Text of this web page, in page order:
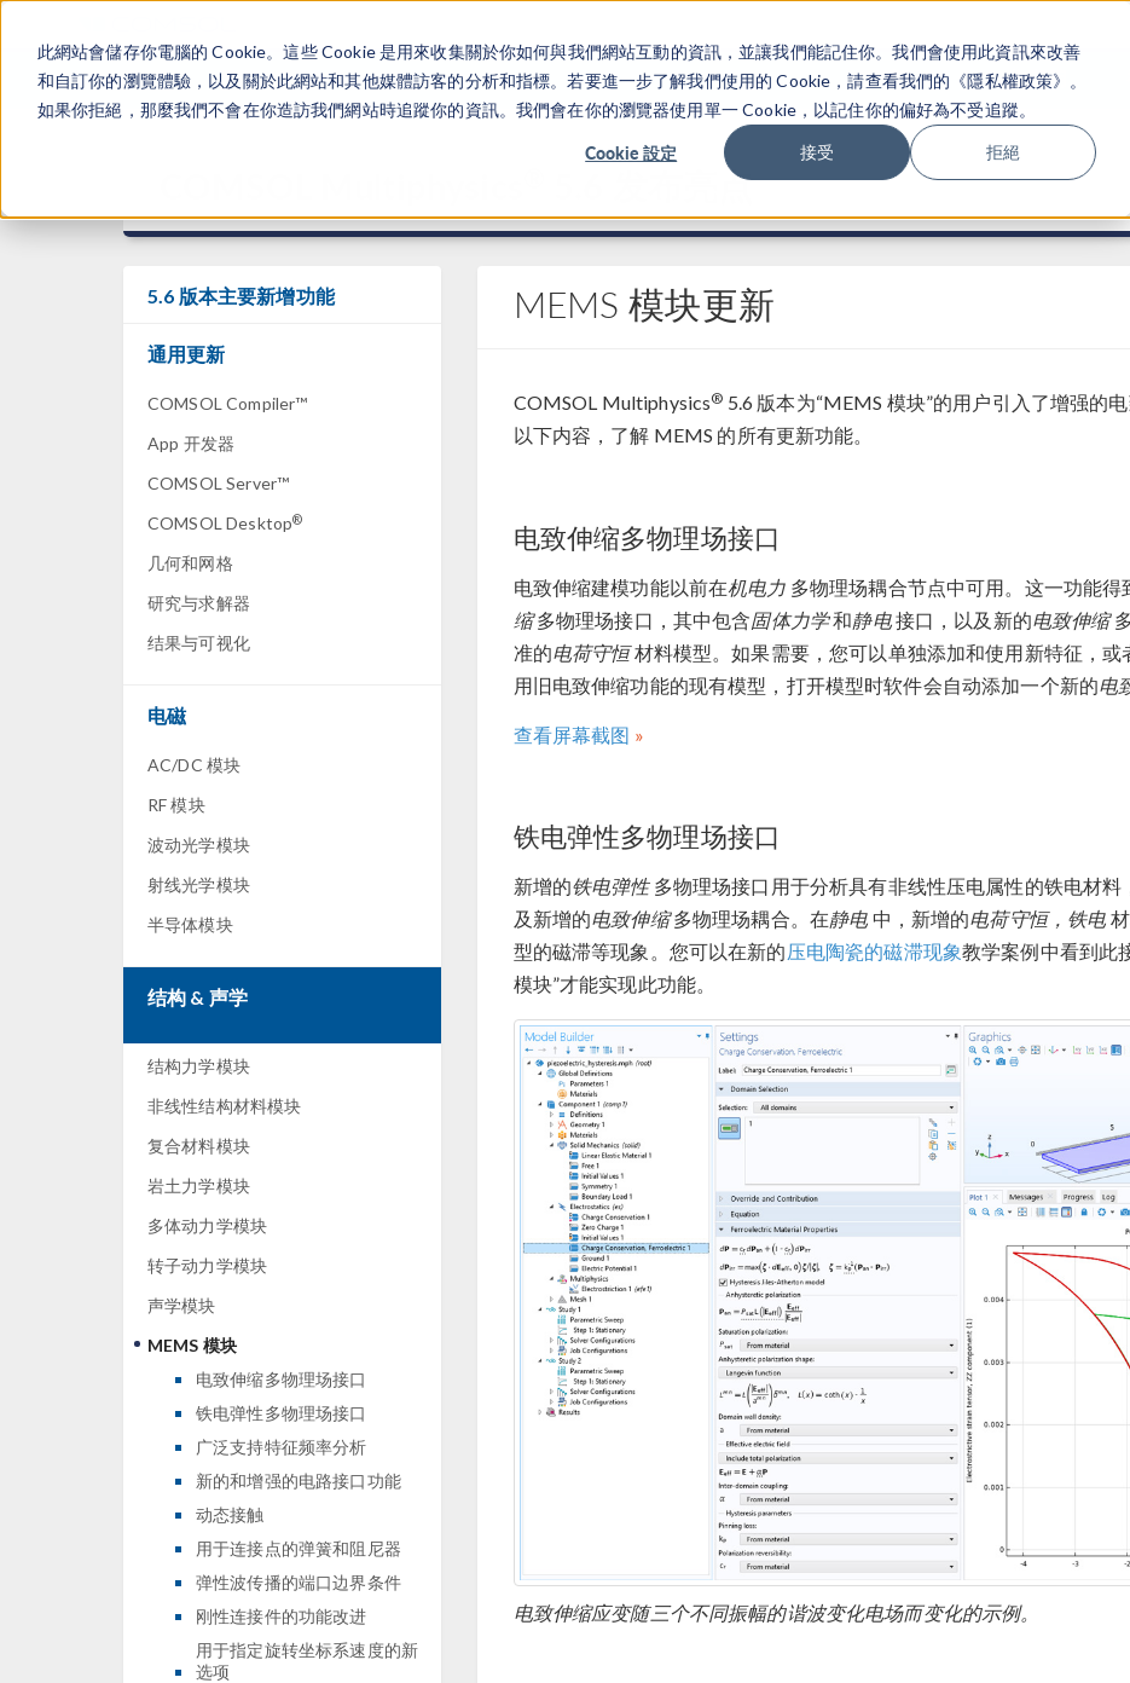
此網站會儲存你電腦的 Cookie。這些 Cookie 是用來收集關於你如何與我們網站互動的資訊，並讓我們能記住你。我們會使用此資訊來改善
和自訂你的瀏覽體驗，以及關於此網站和其他媒體訪客的分析和指標。若要進一步了解我們使用的 Cookie，請查看我們的《隱私權政策》。
如果你拒絕，那麼我們不會在你造訪我們網站時追蹤你的資訊。我們會在你的瀏覽器使用單一 Cookie，以記住你的偏好為不受追蹤。
Cookie 設定 接受 拒絕
产品 行业应用
5.6 发布亮点
5.6 版本主要新增功能
通用更新
COMSOL Compiler™
App 开发器
COMSOL Server™
COMSOL Desktop®
几何和网格
研究与求解器
结果与可视化
电磁
AC/DC 模块
RF 模块
波动光学模块
射线光学模块
半导体模块
结构 & 声学
结构力学模块
非线性结构材料模块
复合材料模块
岩土力学模块
多体动力学模块
转子动力学模块
声学模块
MEMS 模块
电致伸缩多物理场接口
铁电弹性多物理场接口
广泛支持特征频率分析
新的和增强的电路接口功能
动态接触
用于连接点的弹簧和阻尼器
弹性波传播的端口边界条件
刚性连接件的功能改进
用于指定旋转坐标系速度的新
选项
MEMS 模块更新
COMSOL Multiphysics® 5.6 版本为“MEMS 模块”的用户引入了增强的
以下内容，了解 MEMS 的所有更新功能。
电致伸缩多物理场接口
电致伸缩建模功能以前在机电力 多物理场耦合节点中可用。这一功能
缩多物理场接口，其中包含固体力学和静电接口，以及新的电致伸缩
准的电荷守恒材料模型。如果需要，您可以单独添加和使用新特征，或
用旧电致伸缩功能的现有模型，打开模型时软件会自动添加一个新的电
查看屏幕截图
铁电弹性多物理场接口
新增的铁电弹性多物理场接口用于分析具有非线性压电属性的铁电材料
及新增的电致伸缩多物理场耦合。在静电 中，新增的电荷守恒，铁电
型的磁滞等现象。您可以在新的压电陶瓷的磁滞现象教学案例中看到此
模块”才能实现此功能。
电致伸缩应变随三个不同振幅的谐波变化电场而变化的示例。